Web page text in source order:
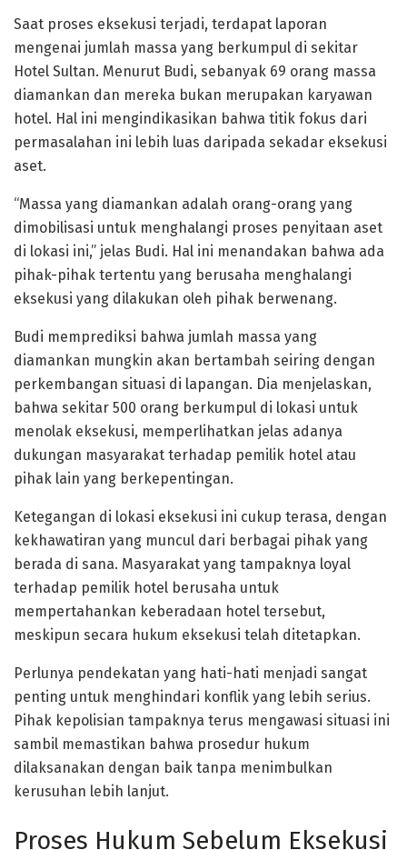
Saat proses eksekusi terjadi, terdapat laporan
mengenai jumlah massa yang berkumpul di sekitar
Hotel Sultan. Menurut Budi, sebanyak 69 orang massa
diamankan dan mereka bukan merupakan karyawan
hotel. Hal ini mengindikasikan bahwa titik fokus dari
permasalahan ini lebih luas daripada sekadar eksekusi
aset.
“Massa yang diamankan adalah orang-orang yang
dimobilisasi untuk menghalangi proses penyitaan aset
di lokasi ini,” jelas Budi. Hal ini menandakan bahwa ada
pihak-pihak tertentu yang berusaha menghalangi
eksekusi yang dilakukan oleh pihak berwenang.
Budi memprediksi bahwa jumlah massa yang
diamankan mungkin akan bertambah seiring dengan
perkembangan situasi di lapangan. Dia menjelaskan,
bahwa sekitar 500 orang berkumpul di lokasi untuk
menolak eksekusi, memperlihatkan jelas adanya
dukungan masyarakat terhadap pemilik hotel atau
pihak lain yang berkepentingan.
Ketegangan di lokasi eksekusi ini cukup terasa, dengan
kekhawatiran yang muncul dari berbagai pihak yang
berada di sana. Masyarakat yang tampaknya loyal
terhadap pemilik hotel berusaha untuk
mempertahankan keberadaan hotel tersebut,
meskipun secara hukum eksekusi telah ditetapkan.
Perlunya pendekatan yang hati-hati menjadi sangat
penting untuk menghindari konflik yang lebih serius.
Pihak kepolisian tampaknya terus mengawasi situasi ini
sambil memastikan bahwa prosedur hukum
dilaksanakan dengan baik tanpa menimbulkan
kerusuhan lebih lanjut.
Proses Hukum Sebelum Eksekusi